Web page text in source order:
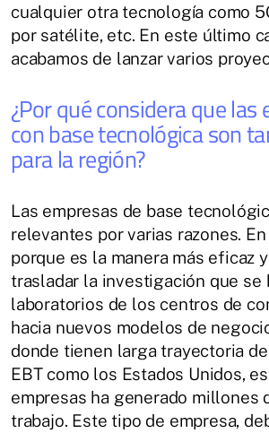
cualquier otra tecnología como
por satélite, etc. En este último
acabamos de lanzar varios
¿Por qué considera que las
con base tecnológica son
para la región?
Las empresas de base
relevantes por varias razones.
porque es la manera más eficaz
trasladar la investigación que se
laboratorios de los centros de
hacia nuevos modelos de
donde tienen larga trayectoria
EBT como los Estados Unidos,
empresas ha generado millones
trabajo. Este tipo de empresa,